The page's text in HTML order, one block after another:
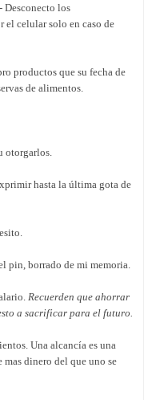
- Desconecto los
el celular solo en caso de
productos que su fecha de
de alimentos.
otorgarlos.
hasta la última gota de
pin, borrado de mi memoria.
Recuerden que ahorrar
a sacrificar para el futuro.
Una alcancía es una
mas dinero del que uno se